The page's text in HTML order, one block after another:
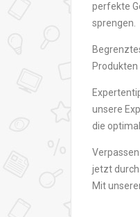
perfekte
sprengen.
Produkten
unsere
die
jetzt durch
Mit